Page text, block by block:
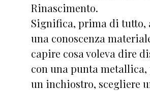
Rinascimento.
Significa, prima di tutto,
una conoscenza
capire cosa voleva dire
con una punta metallica,
un inchiostro, scegliere